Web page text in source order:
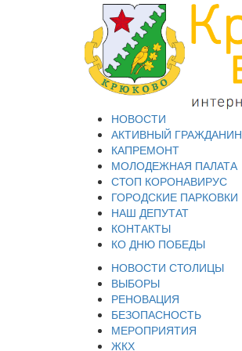
НОВОСТИ
АКТИВНЫЙ ГРАЖДАНИН
КАПРЕМОНТ
МОЛОДЕЖНАЯ ПАЛАТА
СТОП КОРОНАВИРУС
ГОРОДСКИЕ ПАРКОВКИ
НАШ ДЕПУТАТ
КОНТАКТЫ
КО ДНЮ ПОБЕДЫ
НОВОСТИ СТОЛИЦЫ
ВЫБОРЫ
РЕНОВАЦИЯ
БЕЗОПАСНОСТЬ
МЕРОПРИЯТИЯ
ЖКХ